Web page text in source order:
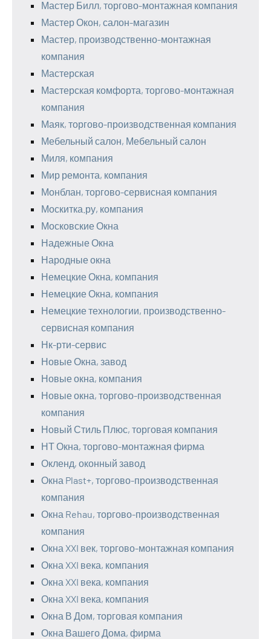
Мастер Билл, торгово-монтажная компания
Мастер Окон, салон-магазин
Мастер, производственно-монтажная
компания
Мастерская
Мастерская комфорта, торгово-монтажная
компания
Маяк, торгово-производственная компания
Мебельный салон, Мебельный салон
Миля, компания
Мир ремонта, компания
Монблан, торгово-сервисная компания
Москитка.ру, компания
Московские Окна
Надежные Окна
Народные окна
Немецкие Окна, компания
Немецкие Окна, компания
Немецкие технологии, производственно-
сервисная компания
Нк-рти-сервис
Новые Окна, завод
Новые окна, компания
Новые окна, торгово-производственная
компания
Новый Стиль Плюс, торговая компания
НТ Окна, торгово-монтажная фирма
Окленд, оконный завод
Окна Plast+, торгово-производственная
компания
Окна Rehau, торгово-производственная
компания
Окна XXI век, торгово-монтажная компания
Окна XXI века, компания
Окна XXI века, компания
Окна XXI века, компания
Окна В Дом, торговая компания
Окна Вашего Дома, фирма